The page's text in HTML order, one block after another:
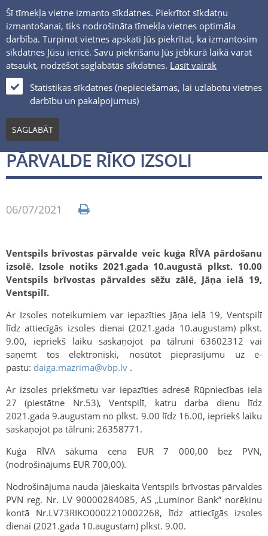
Šī tīmekļa vietne izmanto sīkdatnes. Piekrītot sīkdatņu
izmantošanai, tiks nodrošināta tīmekļa vietnes optimāla
darbība. Turpinot vietnes apskati Jūs piekrītat, ka izmantosim
sīkdatnes Jūsu ierīcē. Savu piekrišanu Jūs jebkurā laikā varat
atsaukt, nodzēšot saglabātās sīkdatnes. Lasīt vairāk
Statistikas sīkdatnes (nepieciešamas, lai uzlabotu vietnes
darbību un pakalpojumus)
SAGLABĀT
Jaunumi un notikumi
VENTSPILS BRĪVOSTAS
PĀRVALDE RĪKO IZSOLI
06/07/2021
Ventspils brīvostas pārvalde veic kuģa RĪVA pārdošanu
izsolē. Izsole notiks 2021.gada 10.augustā plkst. 10.00
Ventspils brīvostas pārvaldes sēžu zālē, Jāņa ielā 19,
Ventspilī.
Ar Izsoles noteikumiem var iepazīties Jāņa ielā 19, Ventspilī
līdz attiecīgās izsoles dienai (2021.gada 10.augustam) plkst.
9.00, iepriekš laiku saskaņojot pa tālruni 63602312 vai
saņemt tos elektroniski, nosūtot pieprasījumu uz e-
pastu: daiga.mazrima@vbp.lv .
Ar izsoles priekšmetu var iepazīties adresē Rūpniecības iela
27 (piestātne Nr.53), Ventspilī, katru darba dienu līdz
2021.gada 9.augustam no plkst. 9.00 līdz 16.00, iepriekš laiku
saskaņojot pa tālruni: 26358771.
Kuģa RĪVA sākuma cena EUR 7 000,00 bez PVN,
(nodrošinājums EUR 700,00).
Nodrošinājuma nauda jāieskaita Ventspils brīvostas pārvaldes
PVN reģ. Nr. LV 90000284085, AS „Luminor Bank” norēķinu
kontā Nr.LV73RIKO0002210002268, līdz attiecīgās izsoles
dienai (2021.gada 10.augustam) plkst. 9.00.